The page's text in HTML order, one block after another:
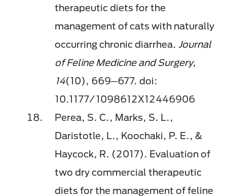
therapeutic diets for the
management of cats with naturally
occurring chronic diarrhea. Journal
of Feline Medicine and Surgery,
14(10), 669─677. doi:
10.1177/1098612X12446906
Perea, S. C., Marks, S. L.,
Daristotle, L., Koochaki, P. E., &
Haycock, R. (2017). Evaluation of
two dry commercial therapeutic
diets for the management of feline